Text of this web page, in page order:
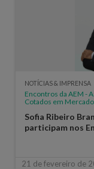
NOTÍCIAS & IMPRENSA
Encontros da AEM -
Cotados em Mercado
Sofia Ribeiro
participam nos
21 de fevereiro de